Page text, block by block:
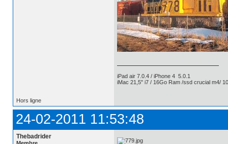
iPad air 7.0.4 / iPhone 4 5.0.1
iMac 21,5" i7 / 16Go Ram /ssd crucial m4/
Hors ligne
24-02-2011 11:53:48
Thebadrider